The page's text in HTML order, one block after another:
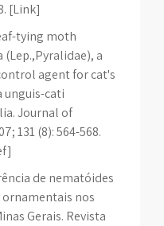
[Link]
tying moth
a
agent for cat's
unguis-cati
Journal of
131 (8): 564-568.
de nematóides
nos
Gerais. Revista